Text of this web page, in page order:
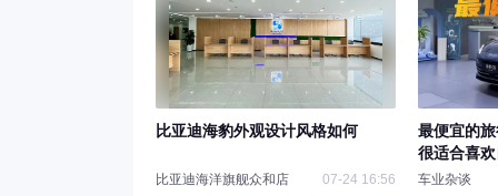
比亚迪海豹外观设计风格如何
比亚迪海洋旗舰众和店 07-24 16:56
最便宜的
很适合喜
车业杂谈